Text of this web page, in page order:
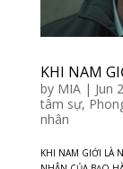
KHI NAM
by MIA| Jun
tâm sự,
nhân
KHI NAM GIỚI LÀ